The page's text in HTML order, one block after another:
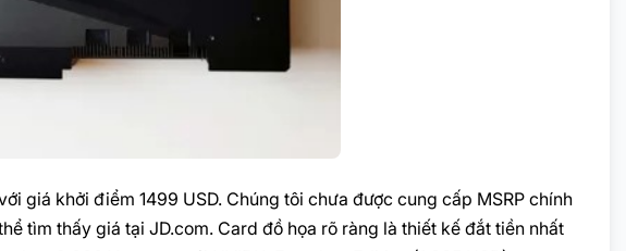
giá khởi điểm 1499 USD. Chúng tôi chưa được cung cấp MSRP chính
tìm thấy giá tại JD.com. Card đồ họa rõ ràng là thiết kế đắt tiền nhất